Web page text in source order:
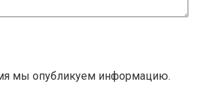
мы опубликуем информацию.